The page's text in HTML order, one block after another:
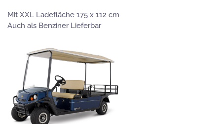
Mit XXL Ladefläche 175 x 112 cm
Auch als Benziner Lieferbar